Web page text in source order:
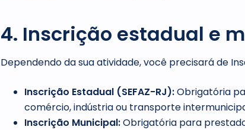
4. Inscrição estadual e
Dependendo da sua atividade, você precisará de
Inscrição Estadual (SEFAZ-RJ):Obrigatória
comércio, indústria ou transporte
Inscrição Municipal:Obrigatória para